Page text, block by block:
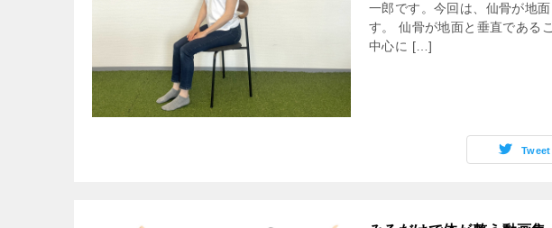
一郎です。今回は、仙骨が地
す。 仙骨が地面と垂直である
中心に […]
Tweet